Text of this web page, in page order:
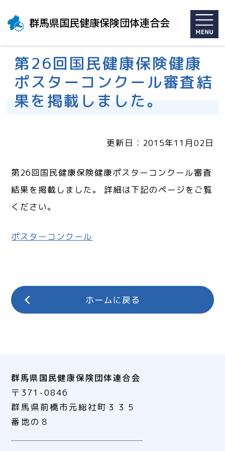
群馬県国民健康保険団体連合会
第26回国民健康保険健康
ポスターコンクール審査結
果を掲載しました。
更新日：2015年11月02日
第26回国民健康保険健康ポスターコンクール審査
結果を掲載しました。 詳細は下記のページをご覧
ください。
ポスターコンクール
群馬県国民健康保険団体連合会
〒371-0846
群馬県前橋市元総社町３３５
番地の８